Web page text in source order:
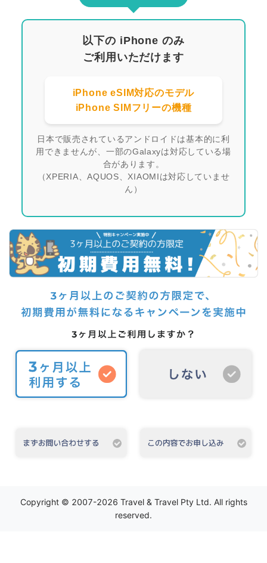
以下の iPhone のみ
ご利用いただけます
iPhone eSIM対応のモデル
iPhone SIMフリーの機種
日本で販売されているアンドロイドは基本的に利
用できませんが、一部のGalaxyは対応している場
合があります。
（XPERIA、AQUOS、XIAOMIは対応していませ
ん）
Copyright © 2007-2026 Travel & Travel Pty Ltd. All rights
reserved.